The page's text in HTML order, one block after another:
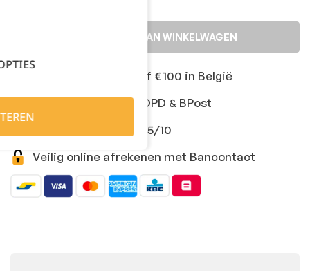
TOEVOEGEN AAN WINKELWAGEN
Gratis levering vanaf €100 in België
Snelle levering met DPD & BPost
Klanten geven ons 9,5/10
Veilig online afrekenen met Bancontact